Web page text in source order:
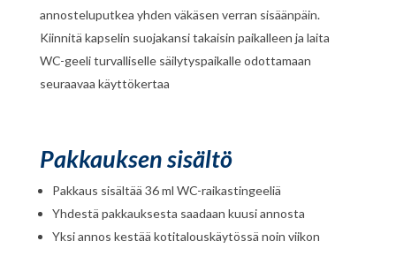
annosteluputkea yhden väkäsen verran sisäänpäin.
Kiinnitä kapselin suojakansi takaisin paikalleen ja laita
WC-geeli turvalliselle säilytyspaikalle odottamaan
seuraavaa käyttökertaa
Pakkauksen sisältö
Pakkaus sisältää 36 ml WC-raikastingeeliä
Yhdestä pakkauksesta saadaan kuusi annosta
Yksi annos kestää kotitalouskäytössä noin viikon